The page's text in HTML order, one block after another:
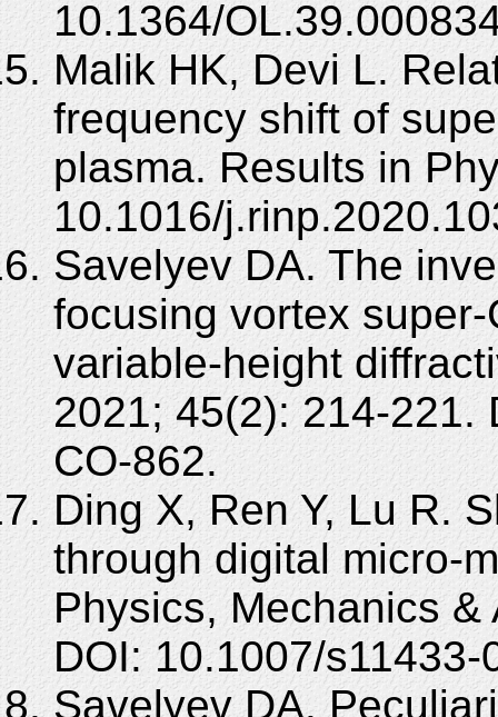
10.1364/
Malik HK, Devi L.
frequency shift of
plasma. Results in
10.1016/
Savelyev DA. The
focusing vortex
variable-height
2021; 45(2): 214-221.
CO-862.
Ding X, Ren Y, Lu R.
through digital micro-
Physics, Mechanics
DOI: 10.1007/
Savelyev DA.